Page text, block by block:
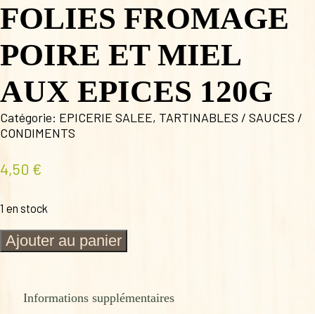
FOLIES FROMAGE
POIRE ET MIEL
AUX EPICES 120G
Catégorie: EPICERIE SALEE, TARTINABLES / SAUCES /
CONDIMENTS
4,50 €
1 en stock
quantité
de
POIRE
Ajouter au panier
Informations supplémentaires